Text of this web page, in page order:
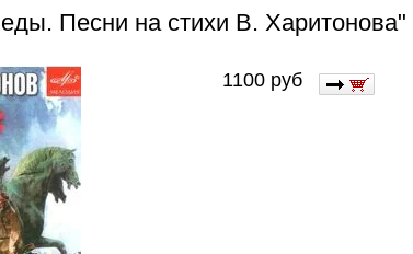
Песни на стихи В. Харитонова"
1100 руб